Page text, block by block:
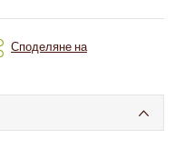
Споделяне на